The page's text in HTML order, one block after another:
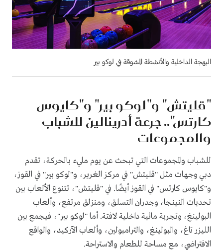
البهجة الداخلية والأنشطة المشوقة في لوكو بير
"قليتش" و"لوكو بير" و"كايوس
كارتس".. جرعة أدرينالين للشباب
والمجموعات
للشباب والمجموعات التي تبحث عن يوم مليء بالحركة، تقدم
دبي وجهات مثل "قليتش" في مركز الغرير، و"لوكو بير" في القوز،
و"كايوس كارتس" في القوز أيضًا. في "قليتش"، تتنوع الألعاب بين
تحديات النينجا، وجدران التسلق، ومنزلق مرتفع، وألعاب
البولينغ، وتجربة مائية داخلية لافتة. أما "لوكو بير"، فيجمع بين
الليزر تاغ، والبولينغ، والترامبولين، وألعاب الآركيد، والواقع
الافتراضي، مع مساحة للطعام والاستراحة.